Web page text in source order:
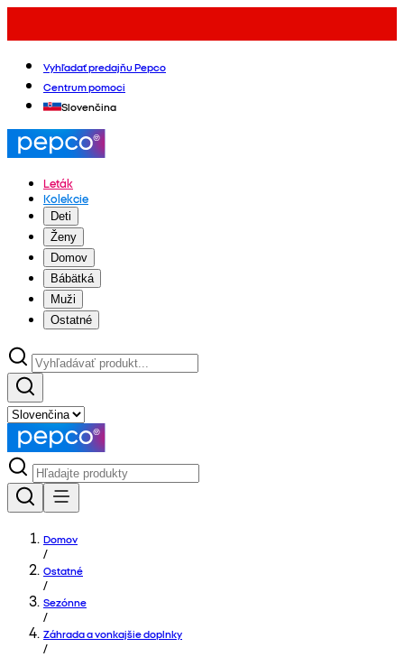
Vyhľadať predajňu Pepco
Centrum pomoci
Slovenčina
Leták
Kolekcie
Deti
Ženy
Domov
Bábätká
Muži
Ostatné
Domov
/
Ostatné
/
Sezónne
/
Záhrada a vonkajšie doplnky
/